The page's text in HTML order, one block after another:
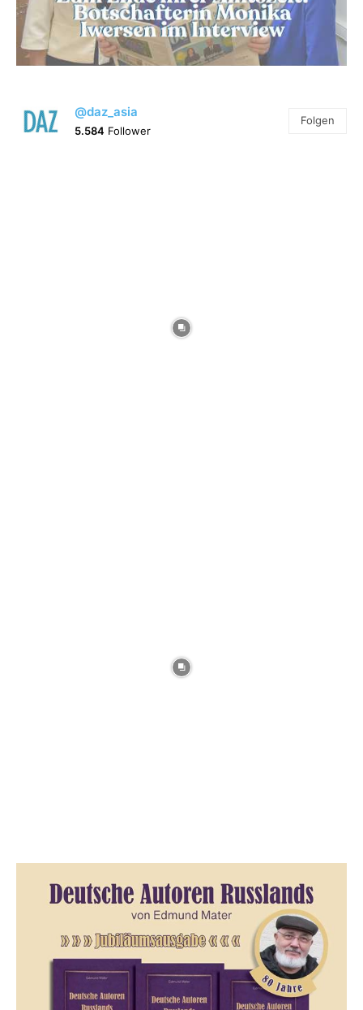
@daz_asia
5.584 Follower
Folgen